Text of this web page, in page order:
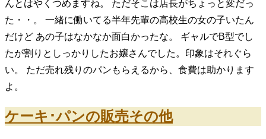
んとはやくつめますね。 ただそこは店長がちょっと変だっ
た・・。 一緒に働いてる半年先輩の高校生の女の子いたん
だけど あの子はなかなか面白かったな。 ギャルでB型でし
たが割りとしっかりしたお嬢さんでした。印象はそれぐら
い。 ただ売れ残りのパンもらえるから、食費は助かります
よ。
ケーキ･パンの販売その他